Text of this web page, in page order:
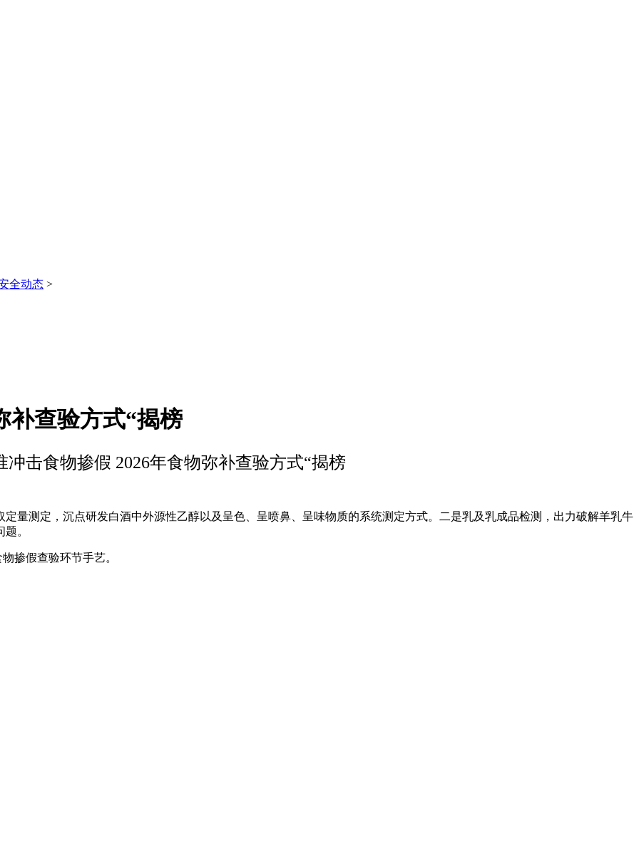
全动态 >
补查验方式“揭榜
冲击食物掺假 2026年食物弥补查验方式“揭榜
测定，沉点研发白酒中外源性乙醇以及呈色、呈喷鼻、呈味物质的系统测定方式。二是乳及乳成品检测，出力破解羊乳牛
。
掺假查验环节手艺。